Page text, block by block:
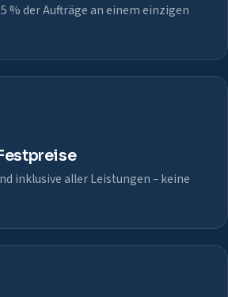
% der Aufträge an einem einzigen
inklusive aller Leistungen – keine